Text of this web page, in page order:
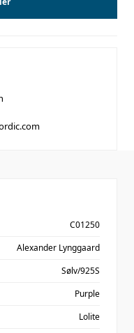
C01250
Alexander Lynggaard
Sølv/925S
Purple
Lolite